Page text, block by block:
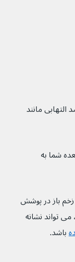
شما به
از یک زخم باز در پوشش
می تواند نشانه
باشد.